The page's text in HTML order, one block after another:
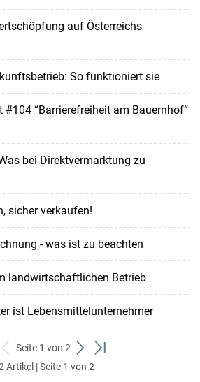
auf Österreichs
So funktioniert sie
#104 “Barrierefreiheit am Bauernhof“
bei Direktvermarktung zu
sicher verkaufen!
- was ist zu beachten
landwirtschaftlichen Betrieb
ist Lebensmittelunternehmer
zurück
zum
Seite 1 von 2
weiter
zum
zum
Artikel | Seite 1 von 2